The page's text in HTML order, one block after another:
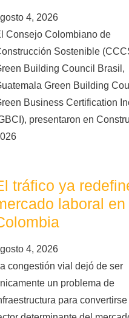
4, 2026
Consejo Colombiano de
Sostenible
Building Council Brasil,
Green Building
Business Certification
presentaron en
tráfico ya
laboral en
4, 2026
congestión vial dejó de ser
un problema de
para convertirse